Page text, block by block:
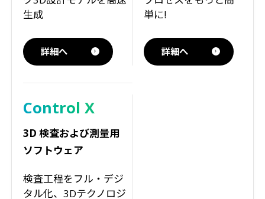
生成
詳細へ
単に!
詳細へ
Control X
3D 検査および測量用
ソフトウェア
検査工程をフル・デジ
タル化、3Dテクノロジ